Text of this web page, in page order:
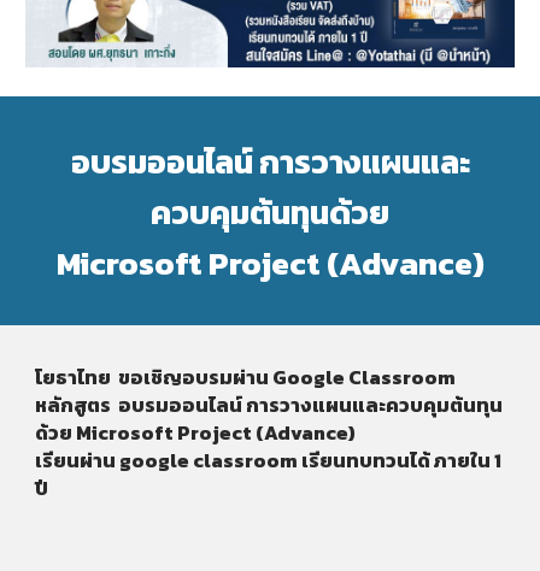
อบรมออนไลน์ การวางแผนและ
ควบคุมต้นทุนด้วย
Microsoft Project (Advance)
โยธาไทย ขอเชิญอบรมผ่าน Google Classroom
หลักสูตร อบรมออนไลน์ การวางแผนและควบคุมต้นทุน
ด้วย Microsoft Project (Advance)
เรียนผ่าน google classroom เรียนทบทวนได้ ภายใน 1
ปี​